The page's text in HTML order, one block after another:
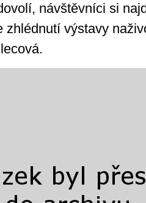
návštěvníci si
zhlédnutí výstavy